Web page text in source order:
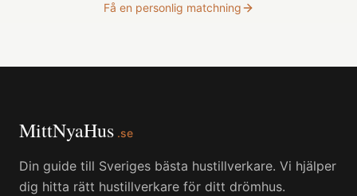
Få en personlig matchning
MittNyaHus .se
Din guide till Sveriges bästa hustillverkare. Vi hjälper
dig hitta rätt hustillverkare för ditt drömhus.